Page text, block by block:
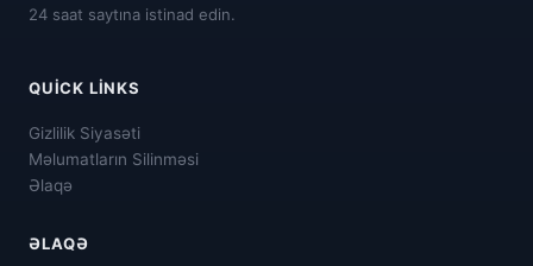
24 saat saytına istinad edin.
QUICK LINKS
Gizlilik Siyasəti
Məlumatların Silinməsi
Əlaqə
ƏLAQƏ